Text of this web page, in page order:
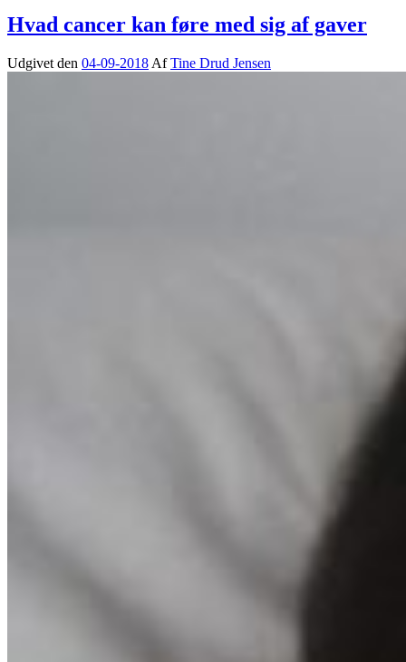
Hvad cancer kan føre med sig af gaver
Udgivet den 04-09-2018 AfTine Drud Jensen